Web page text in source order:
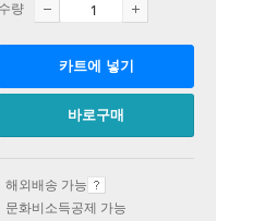
수량
카트에 넣기
바로구매
해외배송 가능
문화비소득공제 가능